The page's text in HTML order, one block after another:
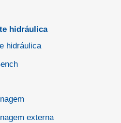
hidráulica
hidráulica
externa